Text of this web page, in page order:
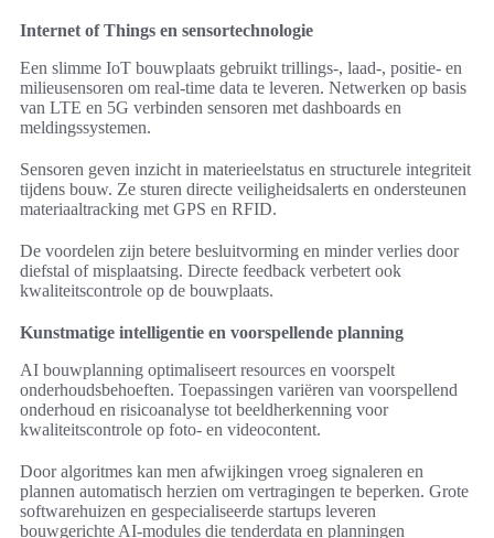
Internet of Things en sensortechnologie
Een slimme IoT bouwplaats gebruikt trillings-, laad-, positie- en
milieusensoren om real-time data te leveren. Netwerken op basis
van LTE en 5G verbinden sensoren met dashboards en
meldingssystemen.
Sensoren geven inzicht in materieelstatus en structurele integriteit
tijdens bouw. Ze sturen directe veiligheidsalerts en ondersteunen
materiaaltracking met GPS en RFID.
De voordelen zijn betere besluitvorming en minder verlies door
diefstal of misplaatsing. Directe feedback verbetert ook
kwaliteitscontrole op de bouwplaats.
Kunstmatige intelligentie en voorspellende planning
AI bouwplanning optimaliseert resources en voorspelt
onderhoudsbehoeften. Toepassingen variëren van voorspellend
onderhoud en risicoanalyse tot beeldherkenning voor
kwaliteitscontrole op foto- en videocontent.
Door algoritmes kan men afwijkingen vroeg signaleren en
plannen automatisch herzien om vertragingen te beperken. Grote
softwarehuizen en gespecialiseerde startups leveren
bouwgerichte AI-modules die tenderdata en planningen